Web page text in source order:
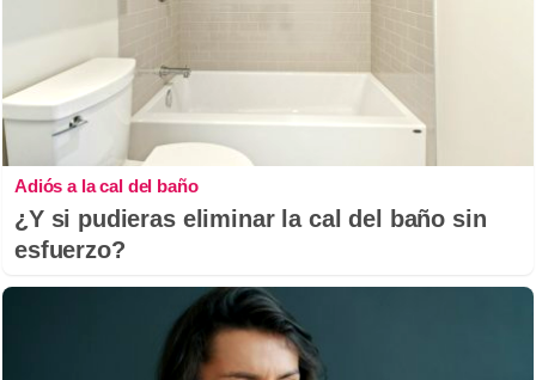
Adiós a la cal del baño
¿Y si pudieras eliminar la cal del baño sin
esfuerzo?